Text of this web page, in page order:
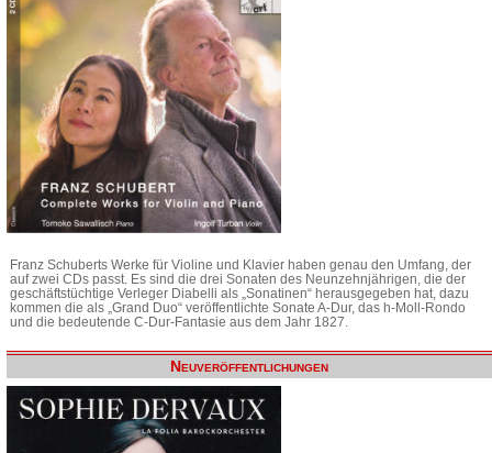
Franz Schuberts Werke für Violine und Klavier haben genau den Umfang, der
auf zwei CDs passt. Es sind die drei Sonaten des Neunzehnjährigen, die der
geschäftstüchtige Verleger Diabelli als „Sonatinen“ herausgegeben hat, dazu
kommen die als „Grand Duo“ veröffentlichte Sonate A-Dur, das h-Moll-Rondo
und die bedeutende C-Dur-Fantasie aus dem Jahr 1827.
Neuveröffentlichungen